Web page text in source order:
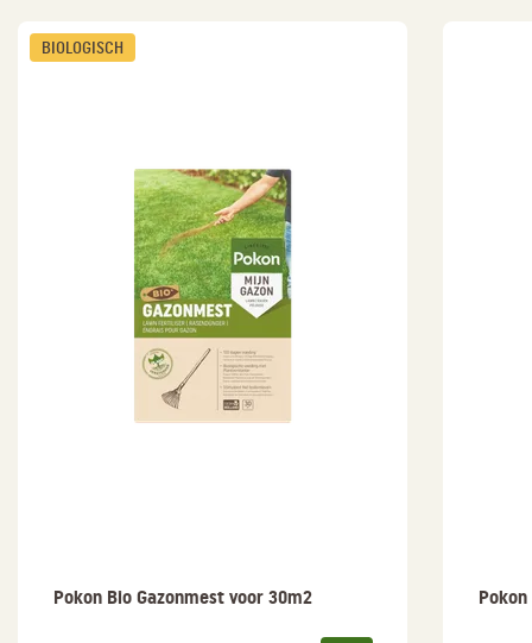
BIOLOGISCH
Pokon Bio Gazonmest voor 30m2